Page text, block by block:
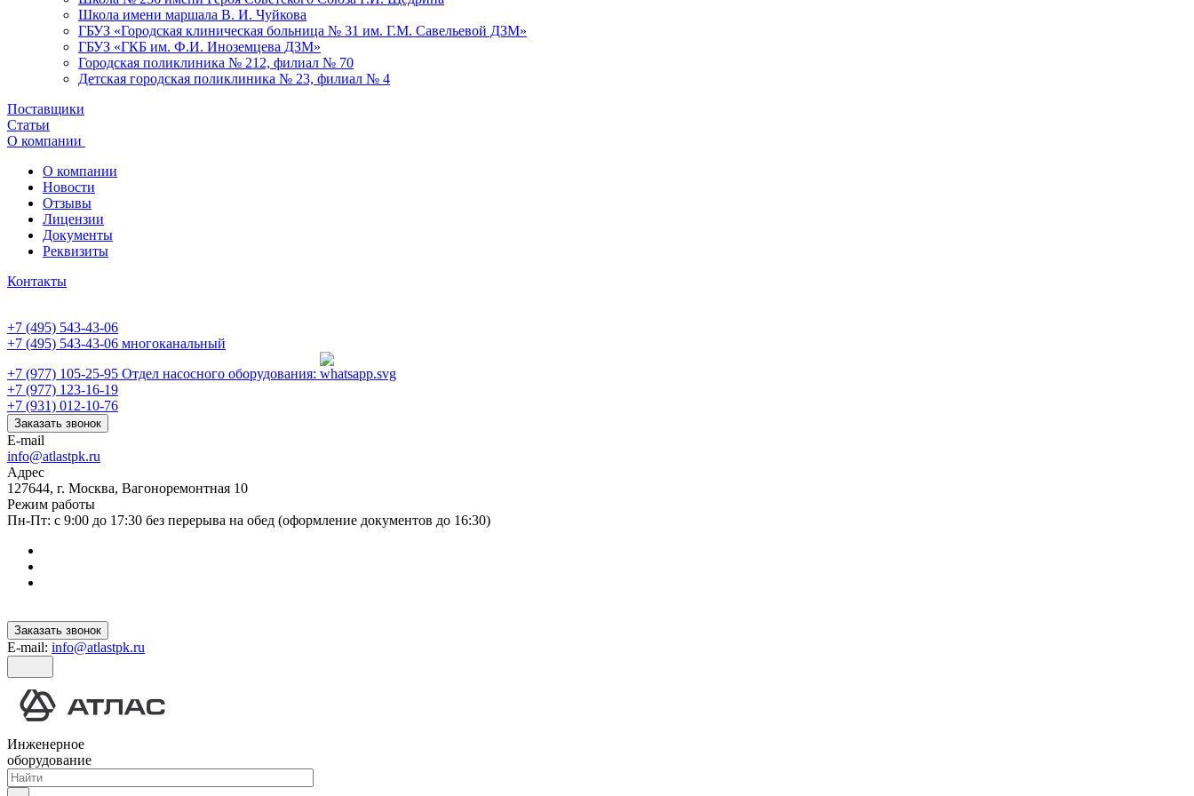
Школа имени маршала В. И. Чуйкова
ГБУЗ «Городская клиническая больница № 31 им. Г.М. Савельевой ДЗМ»
ГБУЗ «ГКБ им. Ф.И. Иноземцева ДЗМ»
Городская поликлиника № 212, филиал № 70
Детская городская поликлиника № 23, филиал № 4
Поставщики
Статьи
О компании
О компании
Новости
Отзывы
Лицензии
Документы
Реквизиты
Контакты
+7 (495) 543-43-06
+7 (495) 543-43-06 многоканальный
+7 (977) 105-25-95 Отдел насосного оборудования:
+7 (977) 123-16-19
+7 (931) 012-10-76
Заказать звонок
E-mail
info@atlastpk.ru
Адрес
127644, г. Москва, Вагоноремонтная 10
Режим работы
Пн-Пт: с 9:00 до 17:30 без перерыва на обед (оформление документов до 16:30)
Заказать звонок
E-mail: info@atlastpk.ru
Инженерное
оборудование